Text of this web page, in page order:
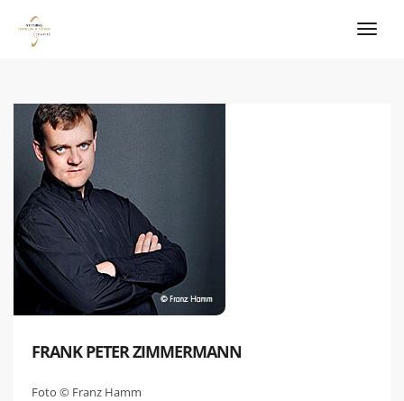
FRANK PETER ZIMMERMANN
Foto © Franz Hamm